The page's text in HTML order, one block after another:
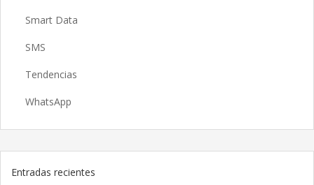
Smart Data
SMS
Tendencias
WhatsApp
Entradas recientes